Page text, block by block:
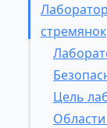
стремянок
Цель